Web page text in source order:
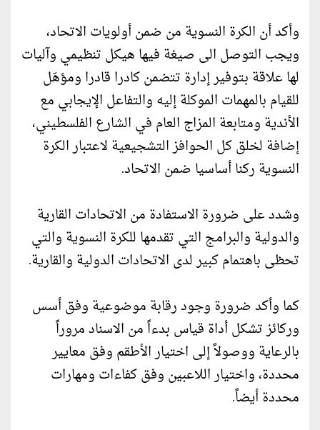
وأكد أن الكرة النسوية من ضمن أولويات الاتحاد،
ويجب التوصل الى صيغة فيها هيكل تنظيمي وآليات
لها علاقة بتوفير إدارة تتضمن كادرا قادرا ومؤهَل
للقيام بالمهمات الموكلة إليه والتفاعل الإيجابي مع
الأندية ومتابعة المزاج العام في الشارع الفلسطيني،
إضافة لخلق كل الحوافز التشجيعية لاعتبار الكرة
النسوية ركنا أساسيا ضمن الاتحاد.
وشدد على ضرورة الاستفادة من الاتحادات القارية
والدولية والبرامج التي تقدمها للكرة النسوية والتي
تحظى باهتمام كبير لدى الاتحادات الدولية والقارية.
كما وأكد ضرورة وجود رقابة موضوعية وفق أسس
وركائز تشكل أداة قياس بدءاً من الاسناد مروراً
بالرعاية ووصولاً إلى اختيار الأطقم وفق معايير
محددة، واختيار اللاعبين وفق كفاءات ومهارات
محددة أيضاً.